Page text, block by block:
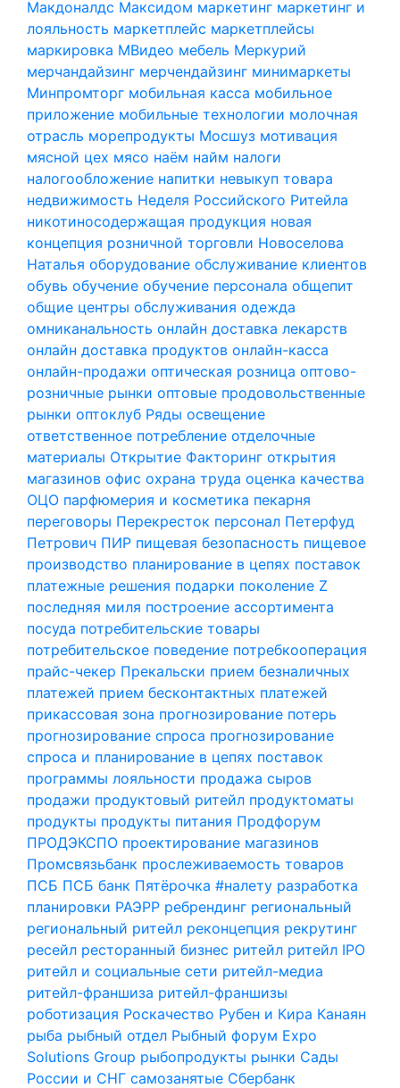
Макдоналдс Максидом маркетинг маркетинг и
лояльность маркетплейс маркетплейсы
маркировка МВидео мебель Меркурий
мерчандайзинг мерчендайзинг минимаркеты
Минпромторг мобильная касса мобильное
приложение мобильные технологии молочная
отрасль морепродукты Мосшуз мотивация
мясной цех мясо наём найм налоги
налогообложение напитки невыкуп товара
недвижимость Неделя Российского Ритейла
никотиносодержащая продукция новая
концепция розничной торговли Новоселова
Наталья оборудование обслуживание клиентов
обувь обучение обучение персонала общепит
общие центры обслуживания одежда
омниканальность онлайн доставка лекарств
онлайн доставка продуктов онлайн-касса
онлайн-продажи оптическая розница оптово-
розничные рынки оптовые продовольственные
рынки оптоклуб Ряды освещение
ответственное потребление отделочные
материалы Открытие Факторинг открытия
магазинов офис охрана труда оценка качества
ОЦО парфюмерия и косметика пекарня
переговоры Перекресток персонал Петерфуд
Петрович ПИР пищевая безопасность пищевое
производство планирование в цепях поставок
платежные решения подарки поколение Z
последняя миля построение ассортимента
посуда потребительские товары
потребительское поведение потребкооперация
прайс-чекер Прекальски прием безналичных
платежей прием бесконтактных платежей
прикассовая зона прогнозирование потерь
прогнозирование спроса прогнозирование
спроса и планирование в цепях поставок
программы лояльности продажа сыров
продажи продуктовый ритейл продуктоматы
продукты продукты питания Продфорум
ПРОДЭКСПО проектирование магазинов
Промсвязьбанк прослеживаемость товаров
ПСБ ПСБ банк Пятёрочка #налету разработка
планировки РАЭРР ребрендинг региональный
региональный ритейл реконцепция рекрутинг
ресейл ресторанный бизнес ритейл ритейл IPO
ритейл и социальные сети ритейл-медиа
ритейл-франшиза ритейл-франшизы
роботизация Роскачество Рубен и Кира Канаян
рыба рыбный отдел Рыбный форум Expo
Solutions Group рыбопродукты рынки Сады
России и СНГ самозанятые Сбербанк